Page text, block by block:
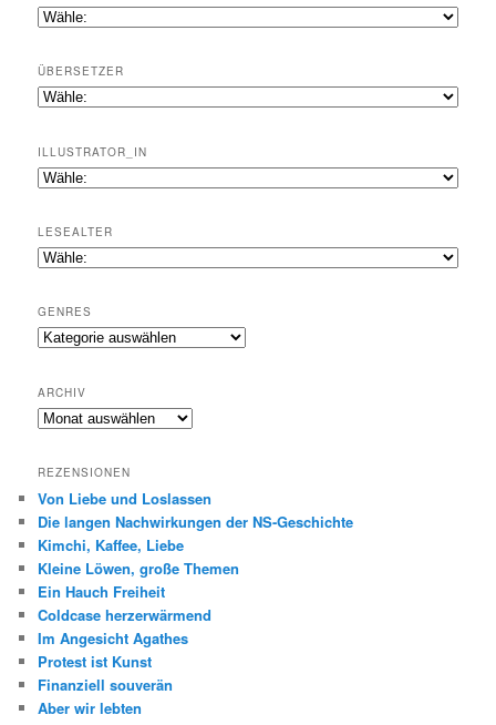
ÜBERSETZER
ILLUSTRATOR_IN
LESEALTER
GENRES
Genres
ARCHIV
Archiv
REZENSIONEN
Von Liebe und Loslassen
Die langen Nachwirkungen der NS-Geschichte
Kimchi, Kaffee, Liebe
Kleine Löwen, große Themen
Ein Hauch Freiheit
Coldcase herzerwärmend
Im Angesicht Agathes
Protest ist Kunst
Finanziell souverän
Aber wir lebten